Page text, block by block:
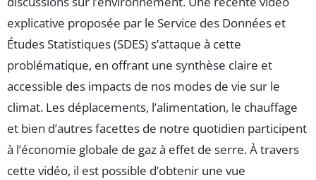
explicative proposée par le Service des Données et
Études Statistiques (SDES) s’attaque à cette
problématique, en offrant une synthèse claire et
accessible des impacts de nos modes de vie sur le
climat. Les déplacements, l’alimentation, le chauffage
et bien d’autres facettes de notre quotidien participent
à l’économie globale de gaz à effet de serre. À travers
cette vidéo, il est possible d’obtenir une vue